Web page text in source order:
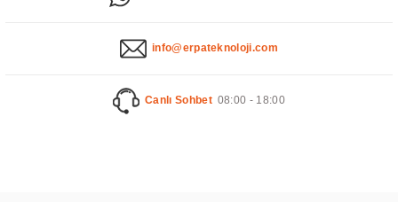
info@erpateknoloji.com
Canlı Sohbet 08:00 - 18:00